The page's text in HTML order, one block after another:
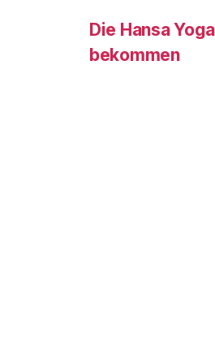
Die Hansa
bekommen